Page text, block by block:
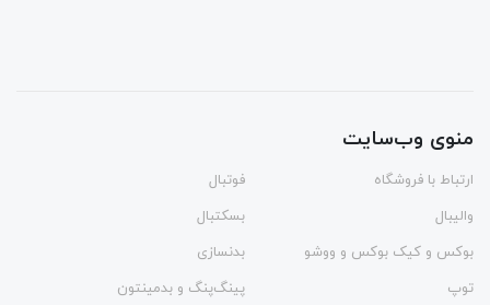
منوی وب‌سایت
ارتباط با فروشگاه
فوتبال
والیبال
بسکتبال
بوکس و کیک بوکس و ووشو
بدنسازی
توپ
پینگ‌پنگ و بدمينتون